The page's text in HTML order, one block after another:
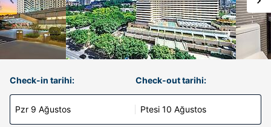
Check-in tarihi:
Pzr 9 Ağustos
Check-out tarihi:
Ptesi 10 Ağustos